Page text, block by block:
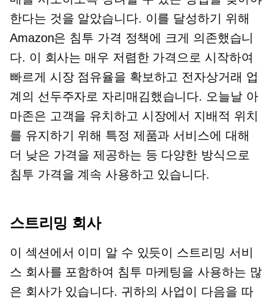
한다는 것을 알았습니다. 이를 달성하기 위해
Amazon은 침투 가격 정책에 크게 의존했습니
다. 이 회사는 매우 저렴한 가격으로 시작하여
빠르게 시장 점유율을 확보하고 전자상거래 업
계의 선두주자로 자리매김했습니다. 오늘날 아
마존은 고객을 유치하고 시장에서 지배적 위치
를 유지하기 위해 특정 제품과 서비스에 대해
더 낮은 가격을 제공하는 등 다양한 방식으로
침투 가격을 계속 사용하고 있습니다.
스트리밍 회사
이 섹션에서 이미 알 수 있듯이 스트리밍 서비
스 회사를 포함하여 침투 마케팅을 사용하는 많
은 회사가 있습니다. 귀하의 사업이 다음을 따